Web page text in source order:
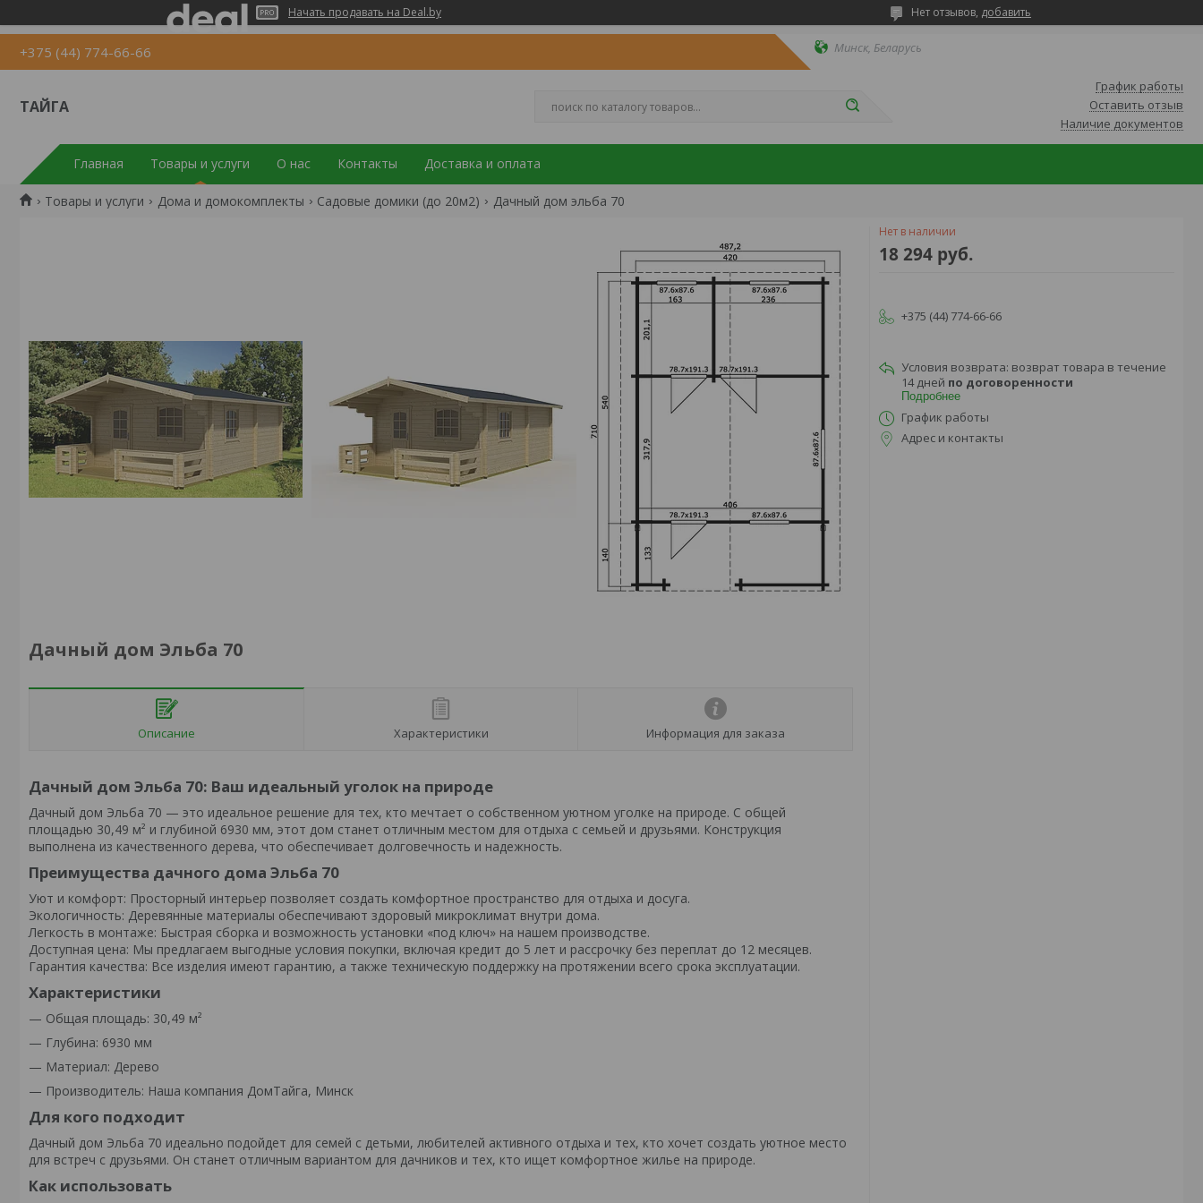
Начать продавать на Deal.by Нет отзывов, добавить
+375 (44) 774-66-66 Минск, Беларусь
ТАЙГА
График работы
Оставить отзыв
Наличие документов
Главная Товары и услуги О нас Контакты Доставка и оплата
Товары и услуги Дома и домокомплекты Садовые домики (до 20м2) Дачный дом эльба 70
Дачный дом Эльба 70
Описание Характеристики Информация для заказа
Дачный дом Эльба 70: Ваш идеальный уголок на природе
Дачный дом Эльба 70 — это идеальное решение для тех, кто мечтает о собственном уютном уголке на природе. С общей
площадью 30,49 м² и глубиной 6930 мм, этот дом станет отличным местом для отдыха с семьей и друзьями. Конструкция
выполнена из качественного дерева, что обеспечивает долговечность и надежность.
Преимущества дачного дома Эльба 70
Уют и комфорт: Просторный интерьер позволяет создать комфортное пространство для отдыха и досуга.
Экологичность: Деревянные материалы обеспечивают здоровый микроклимат внутри дома.
Легкость в монтаже: Быстрая сборка и возможность установки «под ключ» на нашем производстве.
Доступная цена: Мы предлагаем выгодные условия покупки, включая кредит до 5 лет и рассрочку без переплат до 12 месяцев.
Гарантия качества: Все изделия имеют гарантию, а также техническую поддержку на протяжении всего срока эксплуатации.
Характеристики
— Общая площадь: 30,49 м²
— Глубина: 6930 мм
— Материал: Дерево
— Производитель: Наша компания ДомТайга, Минск
Для кого подходит
Дачный дом Эльба 70 идеально подойдет для семей с детьми, любителей активного отдыха и тех, кто хочет создать уютное место
для встреч с друзьями. Он станет отличным вариантом для дачников и тех, кто ищет комфортное жилье на природе.
Как использовать
Нет в наличии
18 294 руб.
+375 (44) 774-66-66
возврат товара в течение
14 дней по договоренности
Подробнее
График работы
Адрес и контакты